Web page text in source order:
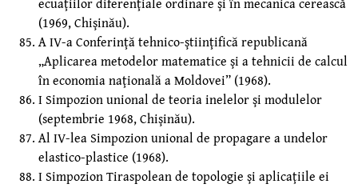
(1969, Chişinău).
A IV-a Conferinţă tehnico-ştiinţifică republicană
„Aplicarea metodelor matematice şi a tehnicii de calcul
în economia naţională a Moldovei” (1968).
I Simpozion unional de teoria inelelor şi modulelor
(septembrie 1968, Chişinău).
Al IV-lea Simpozion unional de propagare a undelor
elastico-plastice (1968).
I Simpozion Tiraspolean de topologie şi aplicaţiile ei